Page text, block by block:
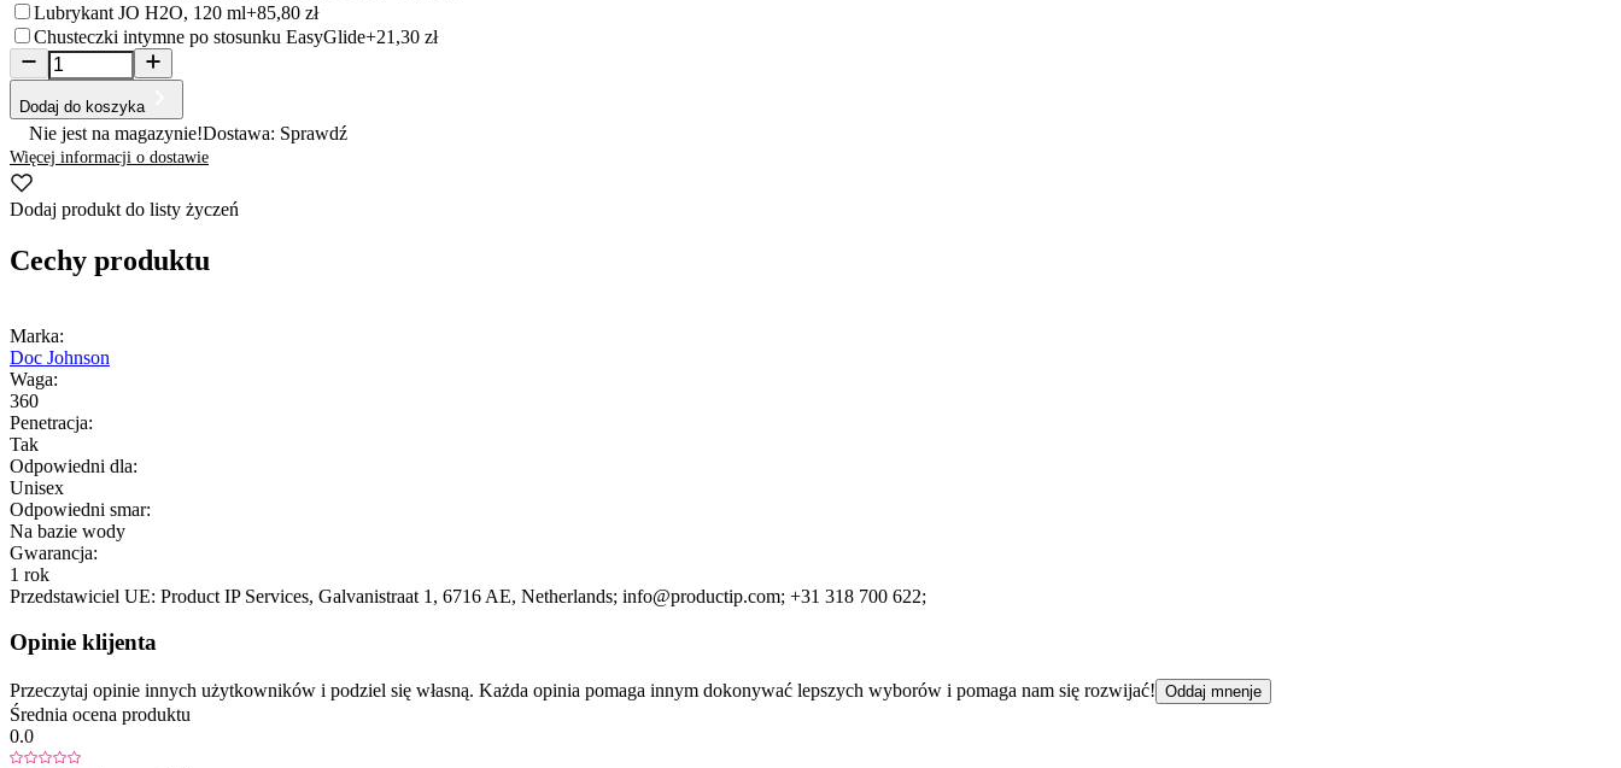
Lubrykant JO H2O, 120 ml+85,80 zł
Chusteczki intymne po stosunku EasyGlide+21,30 zł
Dodaj do koszyka
Nie jest na magazynie!Dostawa: Sprawdź
Więcej informacji o dostawie
Dodaj produkt do listy życzeń
Cechy produktu
Marka:
Doc Johnson
Waga:
360
Penetracja:
Tak
Odpowiedni dla:
Unisex
Odpowiedni smar:
Na bazie wody
Gwarancja:
1 rok
Przedstawiciel UE: Product IP Services, Galvanistraat 1 , 6716 AE, Netherlands; info@productip.com; +31 318 700 622;
Opinie klijenta
Przeczytaj opinie innych użytkowników i podziel się własną. Każda opinia pomaga innym dokonywać lepszych wyborów i pomaga nam się rozwijać! Oddaj mnenje
Średnia ocena produktu
0.0